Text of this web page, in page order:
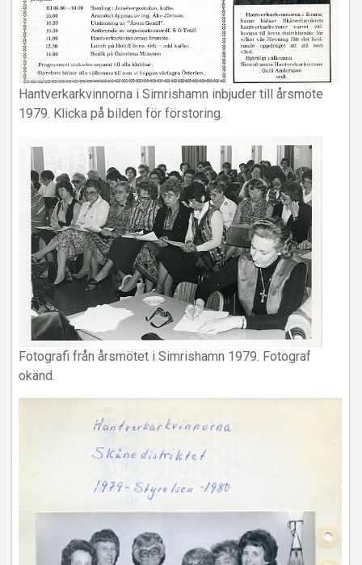
Hantverkarkvinnorna i Simrishamn inbjuder till årsmöte
1979. Klicka på bilden för förstoring.
Fotografi från årsmötet i Simrishamn 1979. Fotograf
okänd.